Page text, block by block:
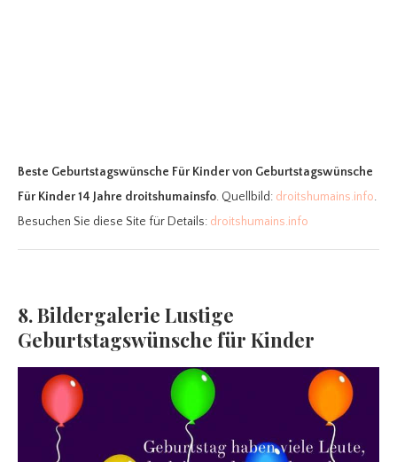
Beste Geburtstagswünsche Für Kindervon Geburtstagswünsche
Für Kinder 14 Jahre droitshumainsfo. Quellbild: droitshumains.info.
Besuchen Sie diese Site für Details: droitshumains.info
8. Bildergalerie Lustige
Geburtstagswünsche für Kinder